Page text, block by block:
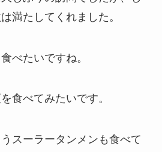
満たしてくれました。
べたいですね。
食べてみたいです。
スーラータンメンも食べて